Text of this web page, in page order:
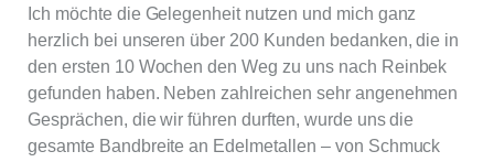
Ich möchte die Gelegenheit nutzen und mich ganz
herzlich bei unseren über 200 Kunden bedanken, die in
den ersten 10 Wochen den Weg zu uns nach Reinbek
gefunden haben. Neben zahlreichen sehr angenehmen
Gesprächen, die wir führen durften, wurde uns die
gesamte Bandbreite an Edelmetallen – von Schmuck